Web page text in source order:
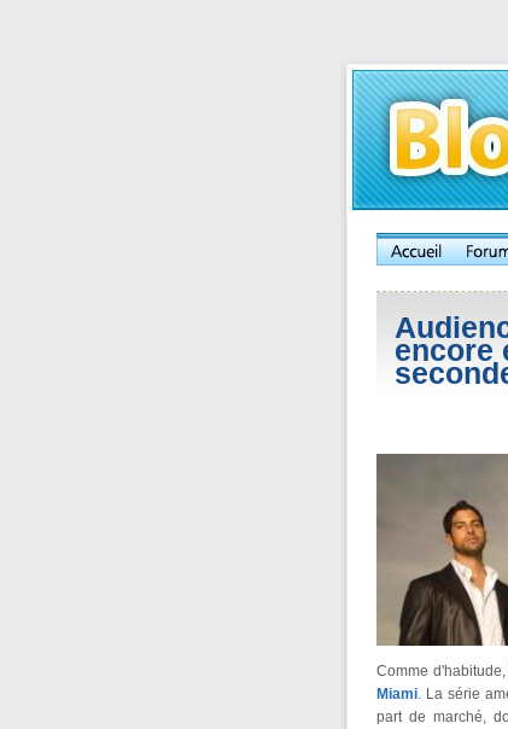
encore
Comme d'habitude,
Miami . La série
part de marché,